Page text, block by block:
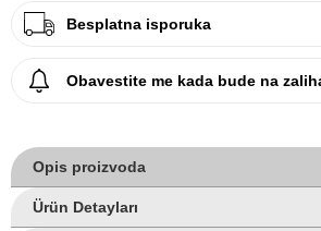
Besplatna isporuka
Obavestite me kada bude na
Opis proizvoda
Ürün Detayları